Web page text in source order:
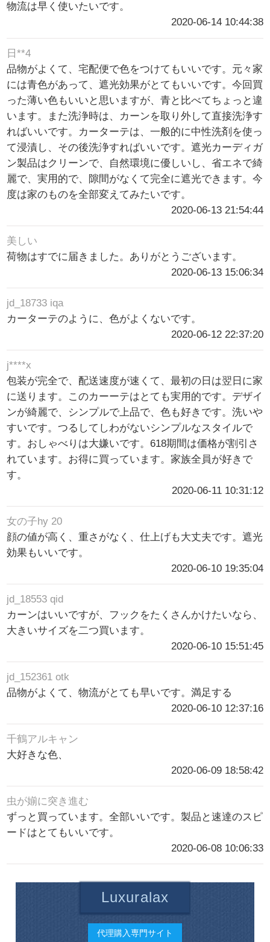
物流は早く使いたいです。
2020-06-14 10:44:38
日**4
品物がよくて、宅配便で色をつけてもいいです。元々家
には青色があって、遮光効果がとてもいいです。今回買
った薄い色もいいと思いますが、青と比べてちょっと違
います。また洗浄時は、カーンを取り外して直接洗浄す
ればいいです。カーターテは、一般的に中性洗剤を使っ
て浸漬し、その後洗浄すればいいです。遮光カーディガ
ン製品はクリーンで、自然環境に優しいし、省エネで綺
麗で、実用的で、隙間がなくて完全に遮光できます。今
度は家のものを全部変えてみたいです。
2020-06-13 21:54:44
美しい
荷物はすでに届きました。ありがとうございます。
2020-06-13 15:06:34
jd_18733 iqa
カーターテのように、色がよくないです。
2020-06-12 22:37:20
j****x
包装が完全で、配送速度が速くて、最初の日は翌日に家
に送ります。このカーーテはとても実用的です。デザイ
ンが綺麗で、シンプルで上品で、色も好きです。洗いや
すいです。つるしてしわがないシンプルなスタイルで
す。おしゃべりは大嫌いです。618期間は価格が割引さ
れています。お得に買っています。家族全員が好きで
す。
2020-06-11 10:31:12
女の子hy 20
顔の値が高く、重さがなく、仕上げも大丈夫です。遮光
効果もいいです。
2020-06-10 19:35:04
jd_18553 qid
カーンはいいですが、フックをたくさんかけたいなら、
大きいサイズを二つ買います。
2020-06-10 15:51:45
jd_152361 otk
品物がよくて、物流がとても早いです。満足する
2020-06-10 12:37:16
千鶴アルキャン
大好きな色、
2020-06-09 18:58:42
虫が媊に突き進む
ずっと買っています。全部いいです。製品と速達のスピ
ードはとてもいいです。
2020-06-08 10:06:33
Luxuralax
代理購入専門サイト